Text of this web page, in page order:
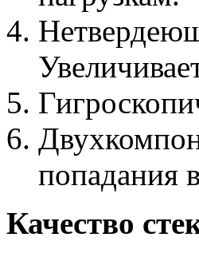
попадания
Качество